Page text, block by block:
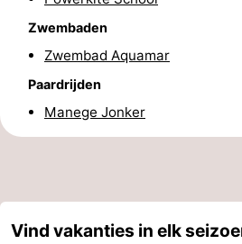
Nieuws
Medische
adressen
Regio
Natuur
-
Zwembaden
Zwembad Aquamar
Paardrijden
Manege Jonker
Vind vakanties in elk